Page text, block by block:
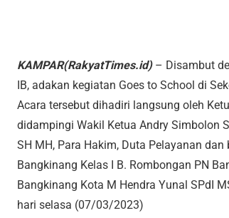
KAMPAR(RakyatTimes.id)– Disambut
IB, adakan kegiatan Goes to School di
Acara tersebut dihadiri langsung oleh
didampingi Wakil Ketua Andry Simbolon
SH MH, Para Hakim, Duta Pelayanan
Bangkinang Kelas I B. Rombongan PN
Bangkinang Kota M Hendra Yunal SPdI
hari selasa (07/03/2023)